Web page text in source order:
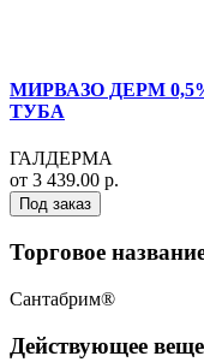
МИРВАЗО ДЕРМ
ТУБА
ГАЛДЕРМА
от 3 439.00 р.
Под заказ
Торговое
Сантабрим®
Действующее